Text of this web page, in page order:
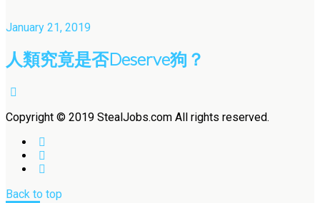
January 21, 2019
人類究竟是否Deserve狗？
Copyright © 2019 StealJobs.com All rights reserved.
Back to top